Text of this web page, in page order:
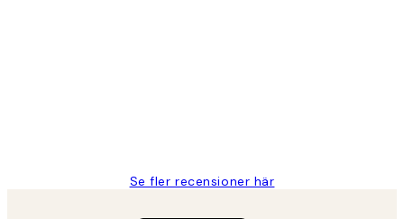
Se fler recensioner här